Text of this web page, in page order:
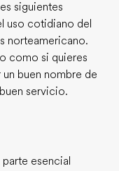
siguientes
uso cotidiano del
norteamericano.
como si quieres
buen nombre de
servicio.
esencial